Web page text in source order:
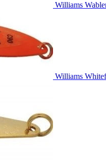
Williams
Williams